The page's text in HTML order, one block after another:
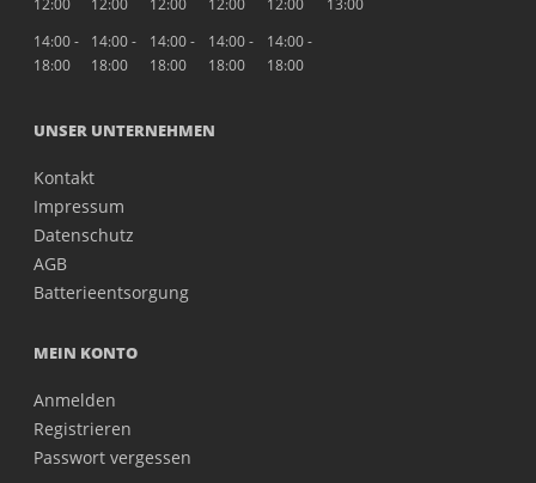
14:00 -
18:00
14:00 -
18:00
14:00 -
18:00
14:00 -
18:00
14:00 -
18:00
UNSER UNTERNEHMEN
Kontakt
Impressum
Datenschutz
AGB
Batterieentsorgung
MEIN KONTO
Anmelden
Registrieren
Passwort vergessen